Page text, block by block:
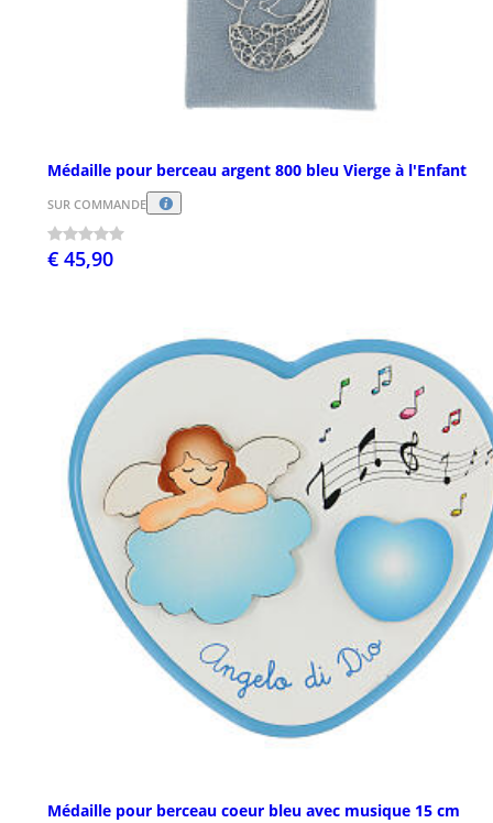
Médaille pour berceau argent 800 bleu Vierge à l'Enfant
SUR COMMANDE
€ 45,90
Médaille pour berceau coeur bleu avec musique 15 cm